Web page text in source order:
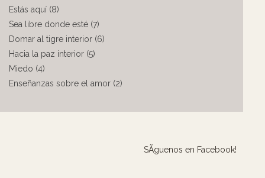
Estás aquí (8)
Sea libre donde esté (7)
Domar al tigre interior (6)
Hacia la paz interior (5)
Miedo (4)
Enseñanzas sobre el amor (2)
SÃ­guenos en Facebook!